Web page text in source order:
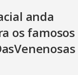
anda
os famosos